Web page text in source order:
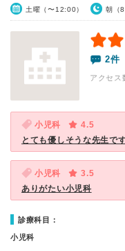
土曜（〜12:00） 朝（
2件
アクセ
小児科
4.5
とても優しそうな先生です
小児科
3.5
ありがたい小児科
診療科目：
小児科